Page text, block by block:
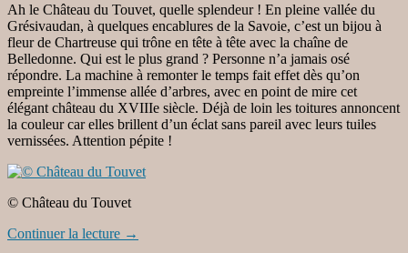
Ah le Château du Touvet, quelle splendeur ! En pleine vallée du
Grésivaudan, à quelques encablures de la Savoie, c’est un bijou à
fleur de Chartreuse qui trône en tête à tête avec la chaîne de
Belledonne. Qui est le plus grand ? Personne n’a jamais osé
répondre. La machine à remonter le temps fait effet dès qu’on
empreinte l’immense allée d’arbres, avec en point de mire cet
élégant château du XVIIIe siècle. Déjà de loin les toitures annoncent
la couleur car elles brillent d’un éclat sans pareil avec leurs tuiles
vernissées. Attention pépite !
© Château du Touvet
Continuer la lecture →